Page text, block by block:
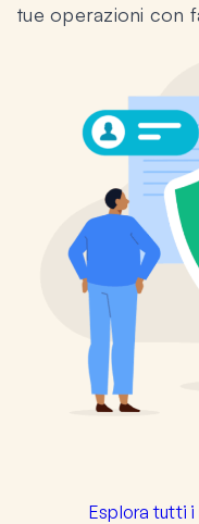
tue operazioni con
Esplora tutti